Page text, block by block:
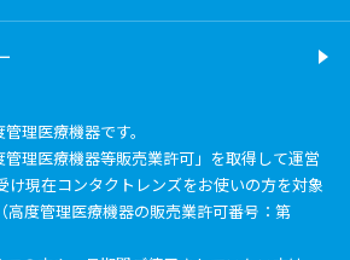
理医療機器です。
理医療機器等販売業許可」を取得して運営
け現在コンタクトレンズをお使いの方を対象
高度管理医療機器の販売業許可番号：第